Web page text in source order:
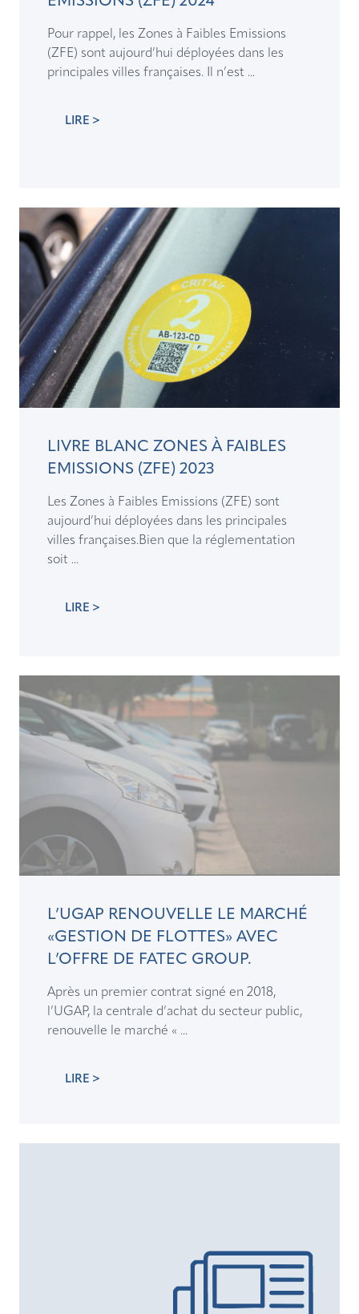
Pour rappel, les Zones à Faibles Emissions
(ZFE) sont aujourd’hui déployées dans les
principales villes françaises. Il n’est ...
LIRE >
LIVRE BLANC ZONES À FAIBLES
EMISSIONS (ZFE) 2023
Les Zones à Faibles Emissions (ZFE) sont
aujourd’hui déployées dans les principales
villes françaises.Bien que la réglementation
soit ...
LIRE >
L’UGAP RENOUVELLE LE MARCHÉ
«GESTION DE FLOTTES» AVEC
L’OFFRE DE FATEC GROUP.
Après un premier contrat signé en 2018,
l’UGAP, la centrale d’achat du secteur public,
renouvelle le marché « ...
LIRE >